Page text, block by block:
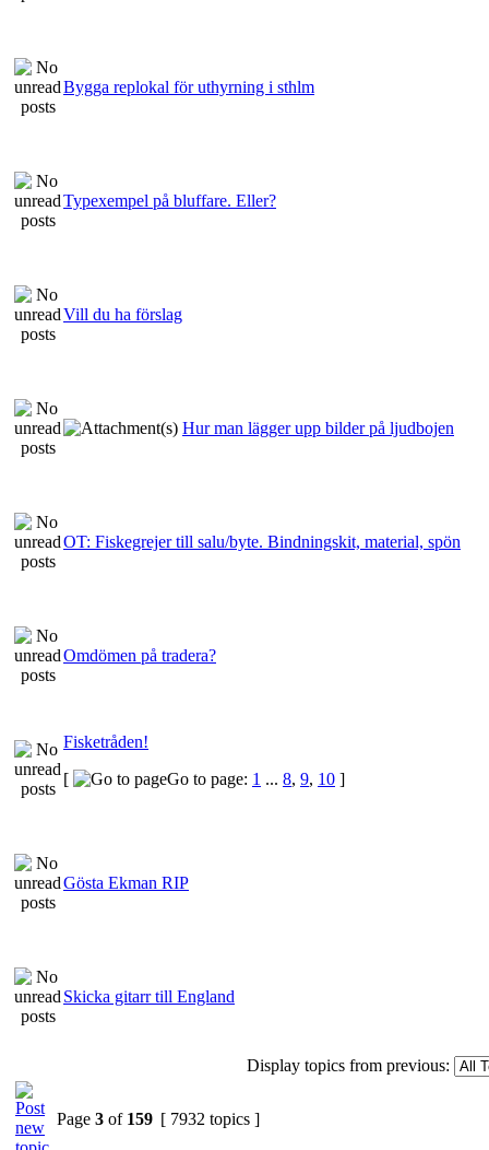
Bygga replokal för uthyrning i sthlm
Typexempel på bluffare. Eller?
Vill du ha förslag
Hur man lägger upp bilder på ljudbojen
OT: Fiskegrejer till salu/byte. Bindningskit, material, spön
Omdömen på tradera?
Fisketråden!
[
Go to page: 1 ... 8, 9, 10 ]
Gösta Ekman RIP
Skicka gitarr till England
Display topics from previous:
Page 3 of 159 [ 7932 topics ]